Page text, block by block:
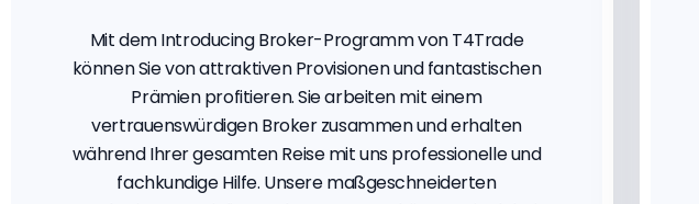
Mit dem Introducing Broker-Programm von T4Trade
können Sie von attraktiven Provisionen und fantastischen
Prämien profitieren. Sie arbeiten mit einem
vertrauenswürdigen Broker zusammen und erhalten
während Ihrer gesamten Reise mit uns professionelle und
fachkundige Hilfe. Unsere maßgeschneiderten